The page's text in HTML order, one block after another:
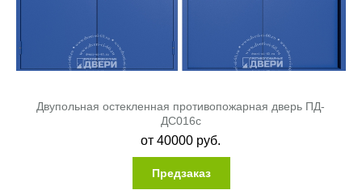
Двупольная остекленная противопожарная дверь ПД-
ДC016c
от40000 руб.
Предзаказ